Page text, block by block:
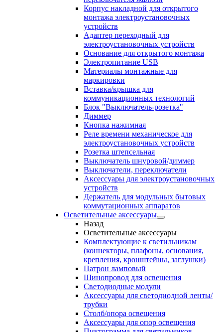
Корпус накладной для открытого
монтажа электроустановочных
устройств
Адаптер переходный для
электроустановочных устройств
Основание для открытого монтажа
Электропитание USB
Материалы монтажные для
маркировки
Вставка/крышка для
коммуникационных технологий
Блок "Выключатель-розетка"
Диммер
Кнопка нажимная
Реле времени механическое для
электроустановочных устройств
Розетка штепсельная
Выключатель шнуровой/диммер
Выключатели, переключатели
Аксессуары для электроустановочных
устройств
Держатель для модульных бытовых
коммутационных аппаратов
Осветительные аксессуары
Назад
Осветительные аксессуары
Комплектующие к светильникам
(коннекторы, плафоны, основания,
крепления, кронштейны, заглушки)
Патрон ламповый
Шинопровод для освещения
Светодиодные модули
Аксессуары для светодиодной ленты/
трубки
Столб/опора освещения
Аксессуары для опор освещения